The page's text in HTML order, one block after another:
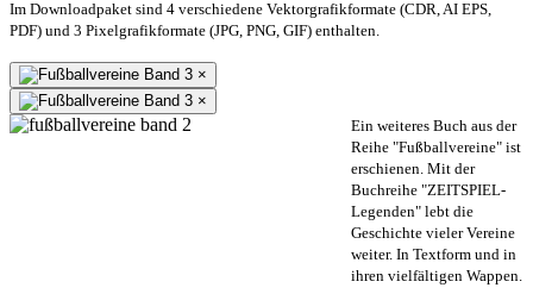
Im Downloadpaket sind 4 verschiedene Vektorgrafikformate (CDR, AI EPS,
PDF) und 3 Pixelgrafikformate (JPG, PNG, GIF) enthalten.
×
×
Ein weiteres Buch aus der
Reihe "Fußballvereine" ist
erschienen. Mit der
Buchreihe "ZEITSPIEL-
Legenden" lebt die
Geschichte vieler Vereine
weiter. In Textform und in
ihren vielfältigen Wappen.